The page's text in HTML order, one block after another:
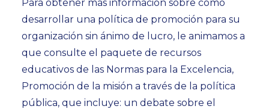
Para obtener más información sobre cómo
desarrollar una política de promoción para su
organización sin ánimo de lucro, le animamos a
que consulte el paquete de recursos
educativos de las Normas para la Excelencia,
Promoción de la misión a través de la política
pública, que incluye: un debate sobre el